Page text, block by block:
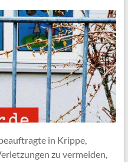
in Krippe,
zu vermeiden,